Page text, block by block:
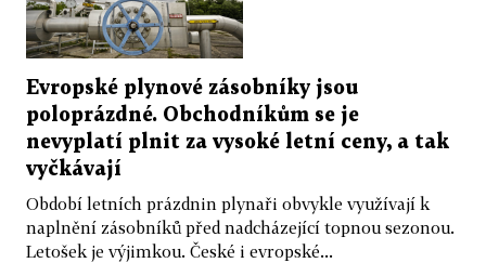
Evropské plynové zásobníky jsou
poloprázdné. Obchodníkům se je
nevyplatí plnit za vysoké letní ceny, a tak
vyčkávají
Období letních prázdnin plynaři obvykle využívají k
naplnění zásobníků před nadcházející topnou sezonou.
Letošek je výjimkou. České i evropské...